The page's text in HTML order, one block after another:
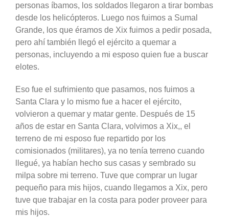
personas íbamos, los soldados llegaron a tirar bombas
desde los helicópteros. Luego nos fuimos a Sumal
Grande, los que éramos de Xix fuimos a pedir posada,
pero ahí también llegó el ejército a quemar a
personas, incluyendo a mi esposo quien fue a buscar
elotes.
Eso fue el sufrimiento que pasamos, nos fuimos a
Santa Clara y lo mismo fue a hacer el ejército,
volvieron a quemar y matar gente. Después de 15
años de estar en Santa Clara, volvimos a Xix,, el
terreno de mi esposo fue repartido por los
comisionados (militares), ya no tenía terreno cuando
llegué, ya habían hecho sus casas y sembrado su
milpa sobre mi terreno. Tuve que comprar un lugar
pequeño para mis hijos, cuando llegamos a Xix, pero
tuve que trabajar en la costa para poder proveer para
mis hijos.